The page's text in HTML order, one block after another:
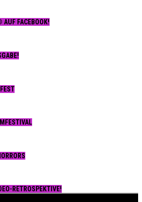
AUF FACEBOOK!
RETROSPEKTIVE!